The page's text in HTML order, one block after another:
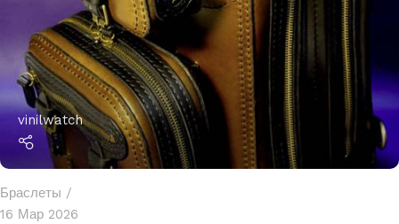
vinilwatch
Браслеты
16 Мар 2026